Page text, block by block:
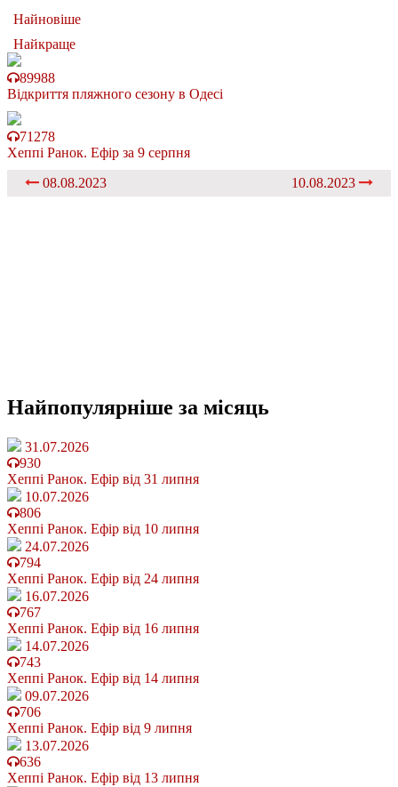
Найновіше
Найкраще
89988
Відкриття пляжного сезону в Одесі
71278
Хеппі Ранок. Ефір за 9 серпня
08.08.2023
10.08.2023
Найпопулярніше за місяць
31.07.2026
930
Хеппі Ранок. Ефір від 31 липня
10.07.2026
806
Хеппі Ранок. Ефір від 10 липня
24.07.2026
794
Хеппі Ранок. Ефір від 24 липня
16.07.2026
767
Хеппі Ранок. Ефір від 16 липня
14.07.2026
743
Хеппі Ранок. Ефір від 14 липня
09.07.2026
706
Хеппі Ранок. Ефір від 9 липня
13.07.2026
636
Хеппі Ранок. Ефір від 13 липня